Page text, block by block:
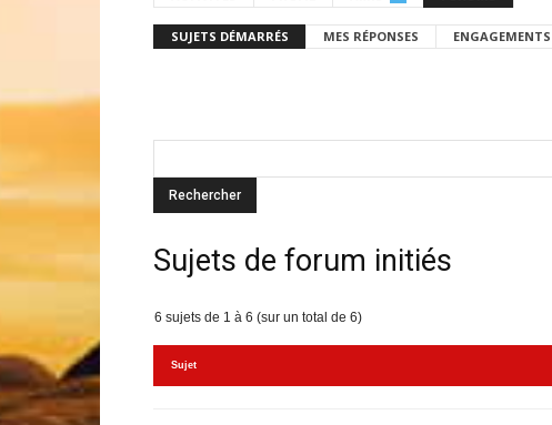
SUJETS DÉMARRÉS MES RÉPONSES ENGAGEMENTS
Sujets de forum initiés
6 sujets de 1 à 6 (sur un total de 6)
Sujet